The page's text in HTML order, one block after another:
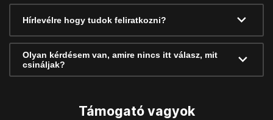
Hírlevélre hogy tudok feliratkozni?
Olyan kérdésem van, amire nincs itt válasz, mit
csináljak?
Támogató vagyok